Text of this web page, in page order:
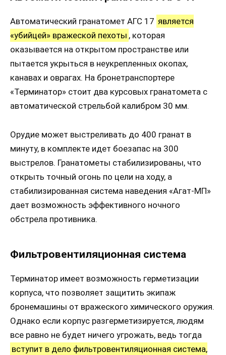
Автоматический гранатомет АГС 17 является
«убийцей» вражеской пехоты , которая
оказывается на открытом пространстве или
пытается укрыться в неукрепленных окопах,
канавах и оврагах. На бронетранспортере
«Терминатор» стоит два курсовых гранатомета с
автоматической стрельбой калибром 30 мм.
Орудие может выстреливать до 400 гранат в
минуту, в комплекте идет боезапас на 300
выстрелов. Гранатометы стабилизированы, что
открыть точный огонь по цели на ходу, а
стабилизированная система наведения «Агат-МП»
дает возможность эффективного ночного
обстрела противника.
Фильтровентиляционная система
Терминатор имеет возможность герметизации
корпуса, что позволяет защитить экипаж
бронемашины от вражеского химического оружия.
Однако если корпус разгерметизируется, людям
все равно не будет ничего угрожать, ведь тогда
вступит в дело фильтровентиляционная система,